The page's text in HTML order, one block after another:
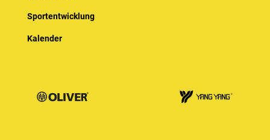
Sportentwicklung
Kalender